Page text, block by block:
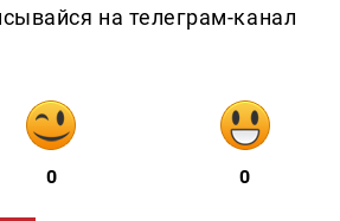
на телеграм-канал
0 0